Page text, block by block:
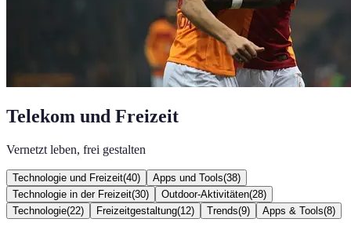
Telekom und Freizeit
Vernetzt leben, frei gestalten
Technologie und Freizeit(40) Apps und Tools(38)
Technologie in der Freizeit(30) Outdoor-Aktivitäten(28)
Technologie(22) Freizeitgestaltung(12) Trends(9) Apps & Tools(8)